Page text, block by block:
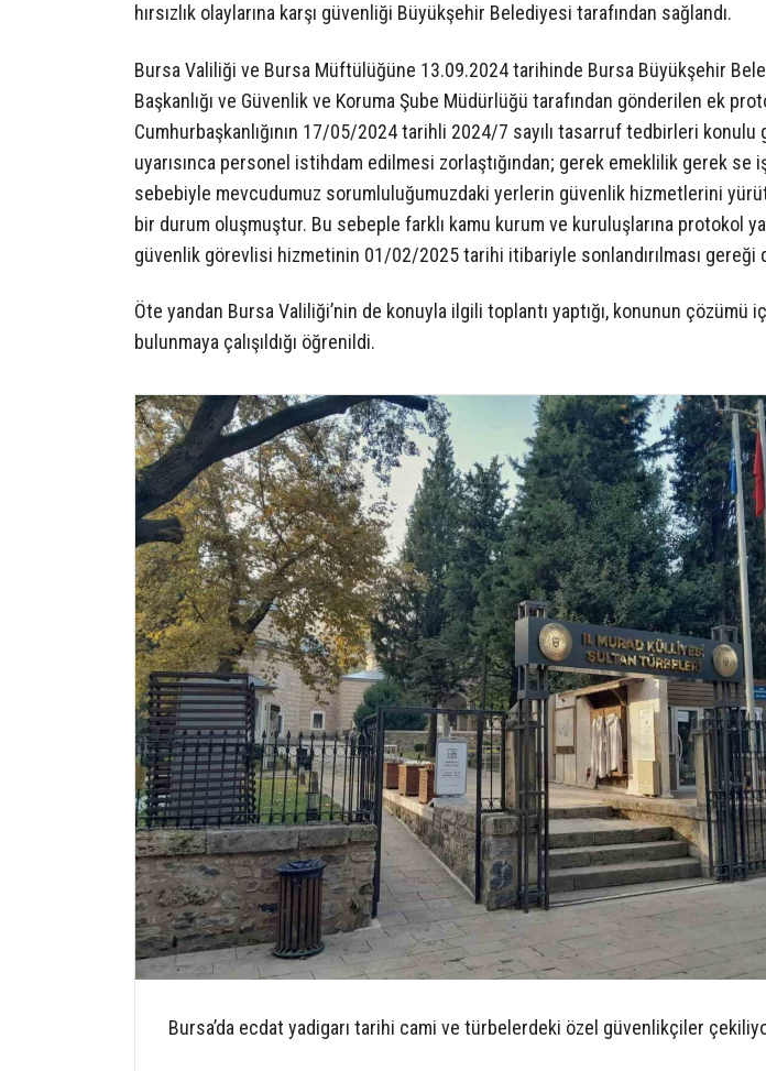
hırsızlık olaylarına karşı güvenliği Büyükşehir Belediyesi tarafından sağlandı.
Bursa Valiliği ve Bursa Müftülüğüne 13.09.2024 tarihinde Bursa Büyükşehir
Başkanlığı ve Güvenlik ve Koruma Şube Müdürlüğü tarafından gönderilen ek
Cumhurbaşkanlığının 17/05/2024 tarihli 2024/7 sayılı tasarruf tedbirleri konulu
uyarısınca personel istihdam edilmesi zorlaştığından; gerek emeklilik gerek se
sebebiyle mevcudumuz sorumluluğumuzdaki yerlerin güvenlik hizmetlerini
bir durum oluşmuştur. Bu sebeple farklı kamu kurum ve kuruluşlarına protokol
güvenlik görevlisi hizmetinin 01/02/2025 tarihi itibariyle sonlandırılması gereği
Öte yandan Bursa Valiliği’nin de konuyla ilgili toplantı yaptığı, konunun çözümü
bulunmaya çalışıldığı öğrenildi.
Bursa’da ecdat yadigarı tarihi cami ve türbelerdeki özel güvenlikçiler